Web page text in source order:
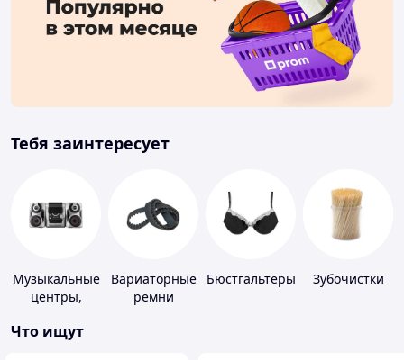
Тебя заинтересует
Музыкальные
центры,
Вариаторные
ремни
Бюстгальтеры Зубочистки
Что ищут